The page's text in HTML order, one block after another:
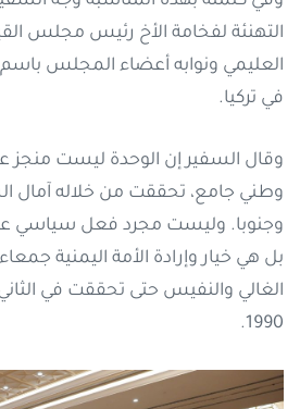
التهنئة لفخامة اﻷخ رئيس مجلس
العليمي ونوابه أعضاء المجلس باسم
في تركيا.
وقال السفير إن الوحدة ليست
وطني جامع، تحققت من خلاله آمال
وجنوبا. وليست مجرد فعل سياسي
بل هي خيار وإرادة الأمة اليمنية
الغالي والنفيس حتى تحققت في
1990.